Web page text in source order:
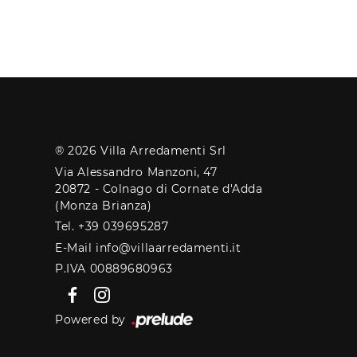
® 2026 Villa Arredamenti Srl
Via Alessandro Manzoni, 47
20872 - Colnago di Cornate d'Adda
(Monza Brianza)
Tel. +39 039695287
E-Mail info@villaarredamenti.it
P.IVA 00889680963
Powered by